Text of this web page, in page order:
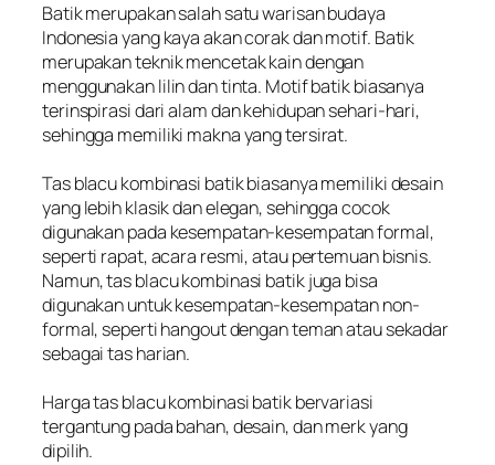
Batik merupakan salah satu warisan budaya
Indonesia yang kaya akan corak dan motif. Batik
merupakan teknik mencetak kain dengan
menggunakan lilin dan tinta. Motif batik biasanya
terinspirasi dari alam dan kehidupan sehari-hari,
sehingga memiliki makna yang tersirat.
Tas blacu kombinasi batik biasanya memiliki desain
yang lebih klasik dan elegan, sehingga cocok
digunakan pada kesempatan-kesempatan formal,
seperti rapat, acara resmi, atau pertemuan bisnis.
Namun, tas blacu kombinasi batik juga bisa
digunakan untuk kesempatan-kesempatan non-
formal, seperti hangout dengan teman atau sekadar
sebagai tas harian.
Harga tas blacu kombinasi batik bervariasi
tergantung pada bahan, desain, dan merk yang
dipilih.